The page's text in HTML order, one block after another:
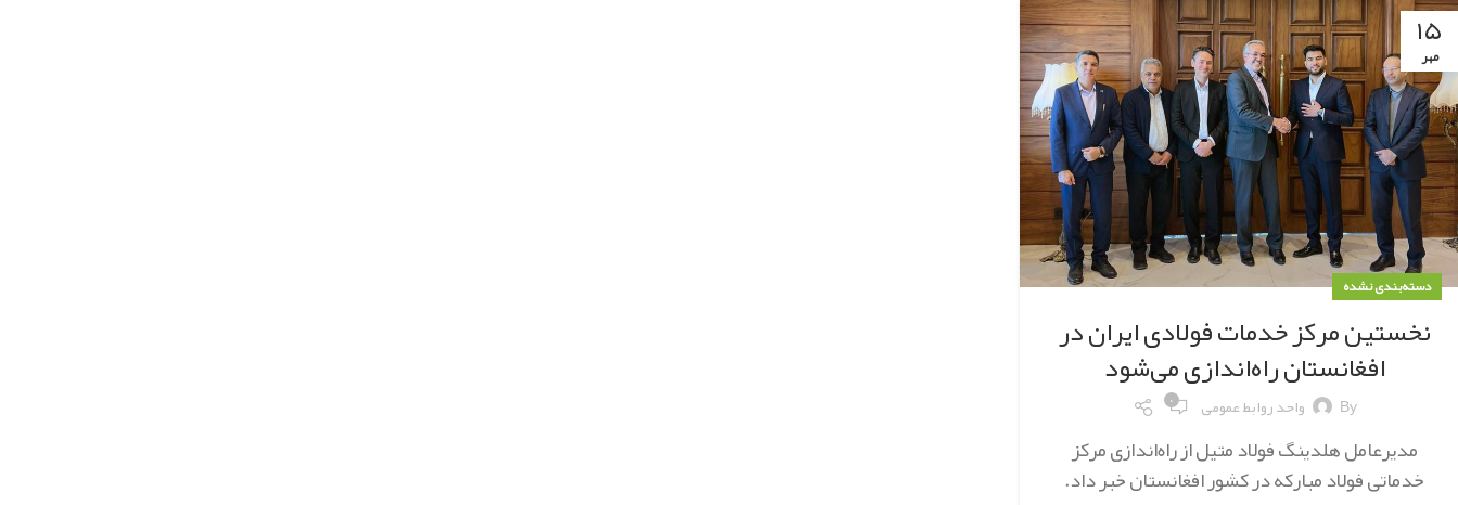
۱۵
مهر
دسته‌بندی نشده
نخستین مرکز خدمات فولادی ایران در
افغانستان راه‌اندازی می‌شود
By واحد روابط عمومی ۰
مدیرعامل هلدینگ فولاد متیل از راه‌اندازی مرکز
خدماتی فولاد مبارکه در کشور افغانستان خبر داد.